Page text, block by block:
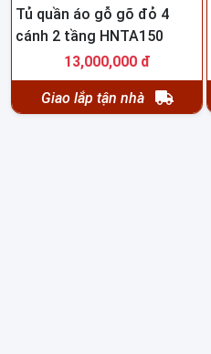
Tủ quần áo gỗ gõ đỏ 4
cánh 2 tầng HNTA150
13,000,000 đ
Giao lắp tận nhà